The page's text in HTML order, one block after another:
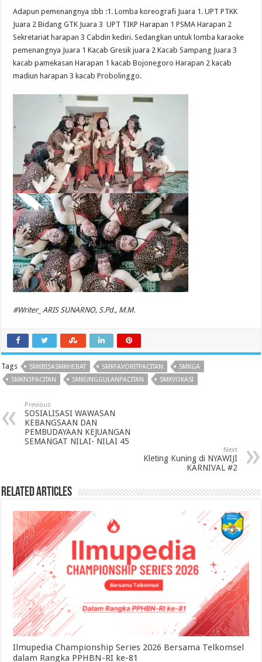
Adapun pemenangnya sbb :1. Lomba koreografi Juara 1. UPT PTKK
Juara 2 Bidang GTK Juara 3 UPT TIKP Harapan 1 PSMA Harapan 2
Sekretariat harapan 3 Cabdin kediri. Sedangkan untuk lomba karaoke
pemenangnya Juara 1 Kacab Gresik juara 2 Kacab Sampang Juara 3
kacab pamekasan Harapan 1 kacab Bojonegoro Harapan 2 kacab
madiun harapan 3 kacab Probolinggo.
#Writer_ ARIS SUNARNO, S.Pd., M.M.
Tags SMKBISASMKHEBAT SMKFAVORITPACITAN
SMKGA
SMKN3PACITAN
SMKUNGGULANPACITAN SMKVOKASI
Previous
SOSIALISASI WAWASAN
KEBANGSAAN DAN
PEMBUDAYAAN KEJUANGAN
SEMANGAT NILAI- NILAI 45
Next
Kleting Kuning di NYAWIJI
KARNIVAL #2
Related Articles
Ilmupedia Championship Series 2026 Bersama Telkomsel
dalam Rangka PPHBN-RI ke-81